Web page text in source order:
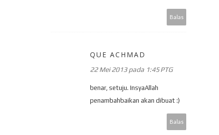
Balas
QUE ACHMAD
22 Mei 2013 pada 1:45 PTG
benar, setuju. InsyaAllah
penambahbaikan akan dibuat :)
Balas